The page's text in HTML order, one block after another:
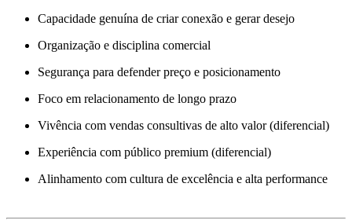
Capacidade genuína de criar conexão e gerar desejo
Organização e disciplina comercial
Segurança para defender preço e posicionamento
Foco em relacionamento de longo prazo
Vivência com vendas consultivas de alto valor (diferencial)
Experiência com público premium (diferencial)
Alinhamento com cultura de excelência e alta performance